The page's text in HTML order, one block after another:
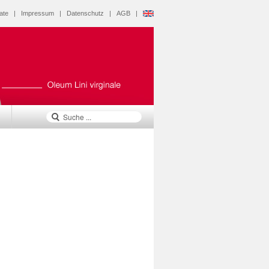
| Impressum | Datenschutz | AGB |